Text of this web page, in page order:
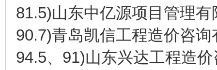
81.5)山东中亿源项目管理有
90.7)青岛凯信工程造价咨询
94.5、 91)山东兴达工程造